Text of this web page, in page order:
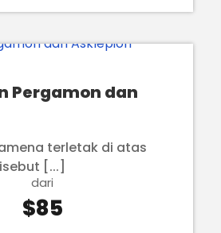
Pergamon dan
terletak di atas
[...]
dari
$85